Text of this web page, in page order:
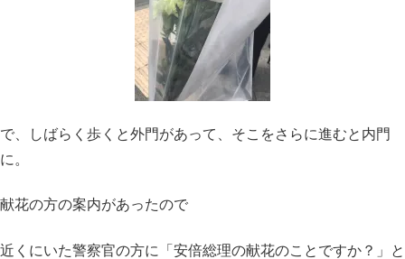
で、しばらく歩くと外門があって、そこをさらに進むと内門
に。
献花の方の案内があったので
近くにいた警察官の方に「安倍総理の献花のことですか？」と